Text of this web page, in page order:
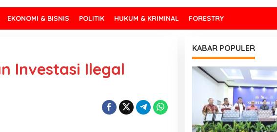
EKONOMI & BISNIS POLITIK HUKUM & KRIMINAL FORESTRY
Investasi Ilegal
KABAR POPULER